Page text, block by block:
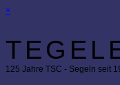
×
125 Jahre TSC - Segeln seit